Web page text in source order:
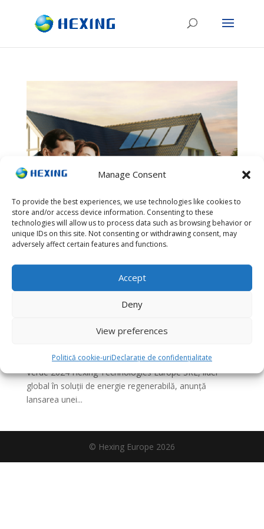
Manage Consent
To provide the best experiences, we use technologies like cookies to
store and/or access device information. Consenting to these
technologies will allow us to process data such as browsing behavior or
unique IDs on this site. Not consenting or withdrawing consent, may
adversely affect certain features and functions.
Accept
Deny
View preferences
Politică cookie-uriDeclarație de confidențialitate
Hexing oferă vouchere în valoare totală de 6,6
milioane de euro pentru echipamentele
LIVOLTEK, dedicate beneficiarilor programului
Casa Verde 2024
dec. 17, 2024
Comunicat de presă Hexing oferă vouchere în valoare
LIVOLTEK, dedicate beneficiarilor programului Casa
Verde 2024 Hexing Technologies Europe SRL, lider
global în soluții de energie regenerabilă, anunță
lansarea unei...
© Hexing Europe 2026